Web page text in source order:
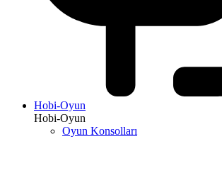
Hobi-Oyun
Hobi-Oyun
Oyun Konsolları